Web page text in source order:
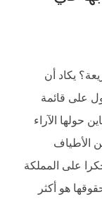
يكاد أن
على قائمة
حولها الآراء
الأطياف
على المملكة
هو أكثر